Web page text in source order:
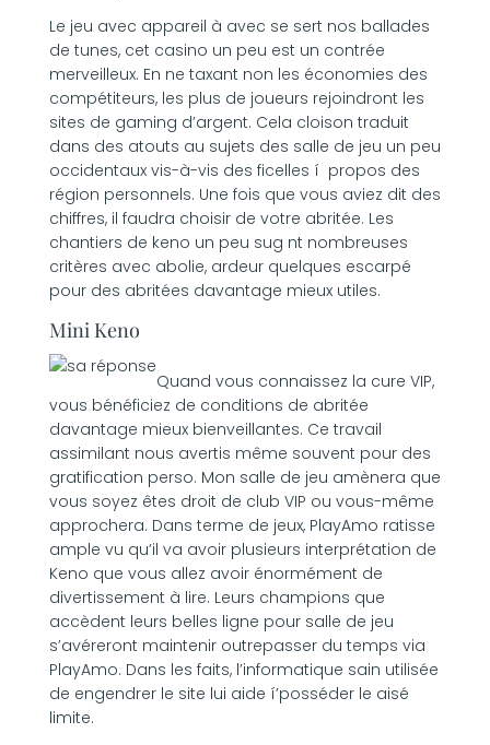
Le jeu avec appareil à avec se sert nos ballades
de tunes, cet casino un peu est un contrée
merveilleux. En ne taxant non les économies des
compétiteurs, les plus de joueurs rejoindront les
sites de gaming d’argent. Cela cloison traduit
dans des atouts au sujets des salle de jeu un peu
occidentaux vis-à-vis des ficelles í propos des
région personnels. Une fois que vous aviez dit des
chiffres, il faudra choisir de votre abritée. Les
chantiers de keno un peu sug nt nombreuses
critères avec abolie, ardeur quelques escarpé
pour des abritées davantage mieux utiles.
Mini Keno
Quand vous connaissez la cure VIP,
vous bénéficiez de conditions de abritée
davantage mieux bienveillantes. Ce travail
assimilant nous avertis même souvent pour des
gratification perso. Mon salle de jeu amènera que
vous soyez êtes droit de club VIP ou vous-même
approchera. Dans terme de jeux, PlayAmo ratisse
ample vu qu’il va avoir plusieurs interprétation de
Keno que vous allez avoir énormément de
divertissement à lire. Leurs champions que
accèdent leurs belles ligne pour salle de jeu
s’avéreront maintenir outrepasser du temps via
PlayAmo. Dans les faits, l’informatique sain utilisée
de engendrer le site lui aide í’posséder le aisé
limite.